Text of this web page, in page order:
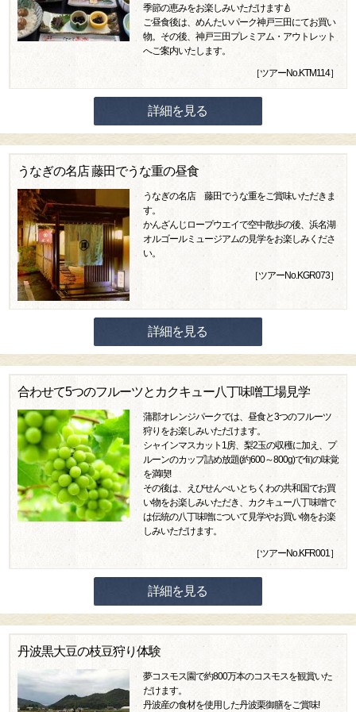
季節の恵みをお楽しみいただけます🍐
ご昼食後は、めんたいパーク神戸三田にてお買い
物。その後、神戸三田プレミアム・アウトレット
へご案内いたします。
［ツアーNo.KTM114］
詳細を見る
うなぎの名店 藤田でうな重の昼食
うなぎの名店 藤田でうな重をご賞味いただきま
す。
かんざんじロープウエイで空中散歩の後、浜名湖
オルゴールミュージアムの見学をお楽しみくださ
い。
［ツアーNo.KGR073］
詳細を見る
合わせて5つのフルーツとカクキュー八丁味噌工場見学
蒲郡オレンジパークでは、昼食と3つのフルーツ
狩りをお楽しみいただけます。
シャインマスカット1房、梨2玉の収穫に加え、プ
ルーンのカップ詰め放題(約600～800g)で旬の味覚
を満喫!
その後は、えびせんべいとちくわの共和国でお買
い物をお楽しみいただき、カクキュー八丁味噌で
は伝統の八丁味噌について見学やお買い物をお楽
しみいただけます。
［ツアーNo.KFR001］
詳細を見る
丹波黒大豆の枝豆狩り体験
夢コスモス園で約800万本のコスモスを観賞いた
だけます。
丹波産の食材を使用した丹波栗御膳をご賞味!